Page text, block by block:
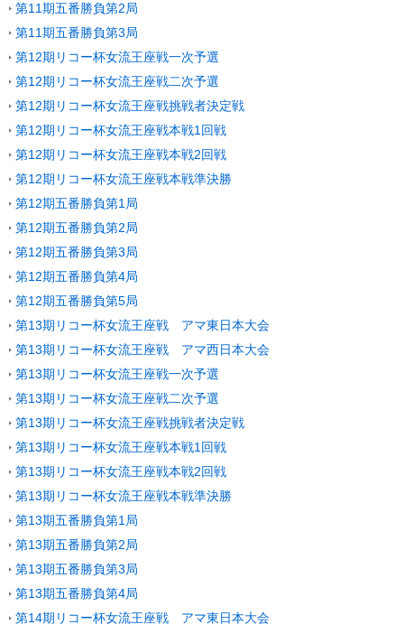
第11期五番勝負第2局
第11期五番勝負第3局
第12期リコー杯女流王座戦一次予選
第12期リコー杯女流王座戦二次予選
第12期リコー杯女流王座戦挑戦者決定戦
第12期リコー杯女流王座戦本戦1回戦
第12期リコー杯女流王座戦本戦2回戦
第12期リコー杯女流王座戦本戦準決勝
第12期五番勝負第1局
第12期五番勝負第2局
第12期五番勝負第3局
第12期五番勝負第4局
第12期五番勝負第5局
第13期リコー杯女流王座戦 アマ東日本大会
第13期リコー杯女流王座戦 アマ西日本大会
第13期リコー杯女流王座戦一次予選
第13期リコー杯女流王座戦二次予選
第13期リコー杯女流王座戦挑戦者決定戦
第13期リコー杯女流王座戦本戦1回戦
第13期リコー杯女流王座戦本戦2回戦
第13期リコー杯女流王座戦本戦準決勝
第13期五番勝負第1局
第13期五番勝負第2局
第13期五番勝負第3局
第13期五番勝負第4局
第14期リコー杯女流王座戦 アマ東日本大会